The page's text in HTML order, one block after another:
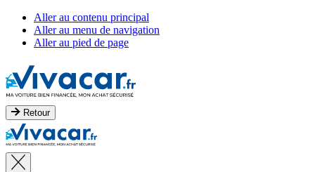
Aller au contenu principal
Aller au menu de navigation
Aller au pied de page
Retour